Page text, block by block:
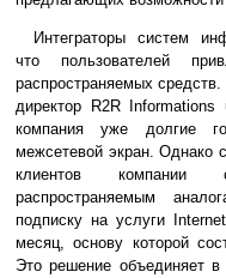
Интеграторы систем
что пользователей
распространяемых
директор R2R
компания уже долгие
межсетевой экран. Однако
клиентов компании
распространяемым
подписку на услуги
месяц, основу которой
Это решение объединяет в